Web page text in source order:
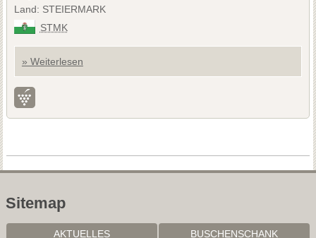
Land: STEIERMARK
STMK
» Weiterlesen
Sitemap
AKTUELLES BUSCHENSCHANK